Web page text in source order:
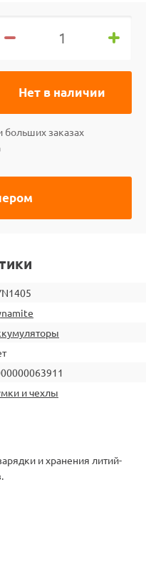
Нет в наличии
больших заказах
и чехлы
и хранения литий-